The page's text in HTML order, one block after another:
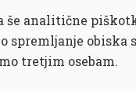
še analitične
spremljanje obiska
tretjim osebam.